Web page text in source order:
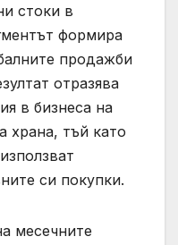
стоки в
формира
продажби
отразява
в бизнеса на
храна, тъй като
си покупки.
месечните